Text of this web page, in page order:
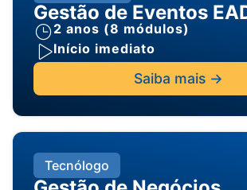
Gestão de Eventos
2 anos (8 módulos)
Início imediato
Saiba mais ->
Tecnólogo